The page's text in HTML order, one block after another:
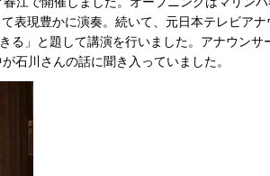
表現豊かに演奏。続いて、元日本テレビアナ
」と題して講演を行いました。アナウンサ
石川さんの話に聞き入っていました。